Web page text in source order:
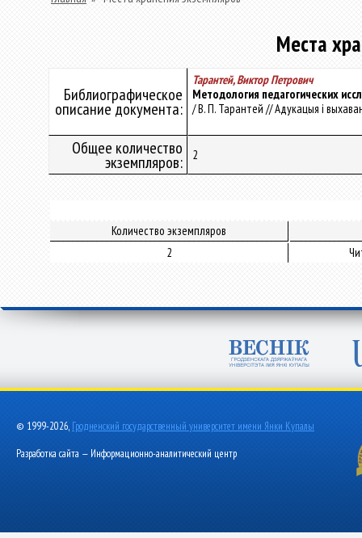
Места
Библиографическое
описание документа:
Тарантей, Виктор Петрович
Методология педагогических
/ В. П. Тарантей // Адукацыя і
Общее количество
экземпляров: 2
Количество экземпляров
2
© 1999-2026, Гродненский государственный университет имени Янки Купалы
Разработка сайта — Информационно-аналитический центр